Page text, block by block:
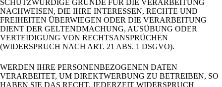
SCHUTZWÜRDIGE GRÜNDE FÜR DIE VERARBEITUNG
NACHWEISEN, DIE IHRE INTERESSEN, RECHTE UND
FREIHEITEN ÜBERWIEGEN ODER DIE VERARBEITUNG
DIENT DER GELTENDMACHUNG, AUSÜBUNG ODER
VERTEIDIGUNG VON RECHTSANSPRÜCHEN
(WIDERSPRUCH NACH ART. 21 ABS. 1 DSGVO).
WERDEN IHRE PERSONENBEZOGENEN DATEN
VERARBEITET, UM DIREKTWERBUNG ZU BETREIBEN, SO
HABEN SIE DAS RECHT, JEDERZEIT WIDERSPRUCH